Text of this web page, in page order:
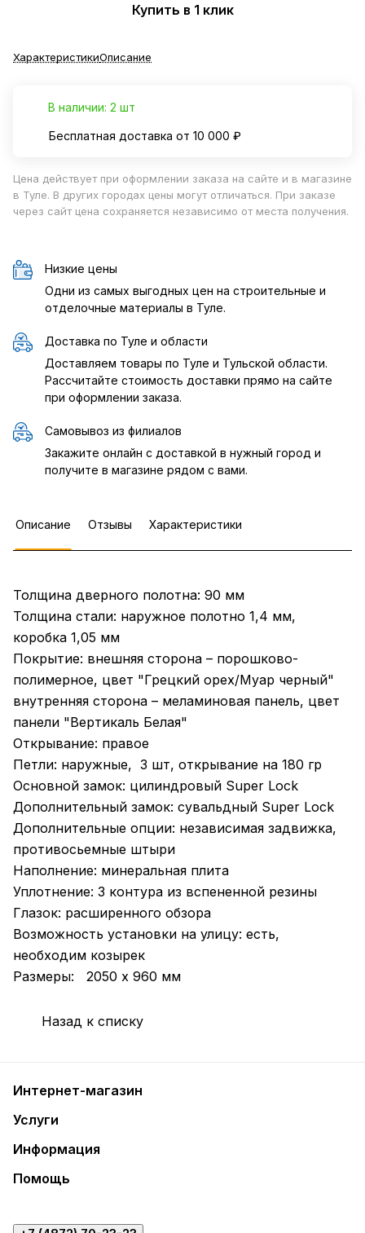
Купить в 1 клик
ХарактеристикиОписание
В наличии: 2 шт
Бесплатная доставка от 10 000 ₽
Цена действует при оформлении заказа на сайте и в магазине
в Туле. В других городах цены могут отличаться. При заказе
через сайт цена сохраняется независимо от места получения.
Низкие цены
Одни из самых выгодных цен на строительные и
отделочные материалы в Туле.
Доставка по Туле и области
Доставляем товары по Туле и Тульской области.
Рассчитайте стоимость доставки прямо на сайте
при оформлении заказа.
Самовывоз из филиалов
Закажите онлайн с доставкой в нужный город и
получите в магазине рядом с вами.
Описание Отзывы Характеристики
Толщина дверного полотна: 90 мм
Толщина стали: наружное полотно 1,4 мм,
коробка 1,05 мм
Покрытие: внешняя сторона – порошково-
полимерное, цвет "Грецкий орех/Муар черный"
внутренняя сторона – меламиновая панель, цвет
панели "Вертикаль Белая"
Открывание: правое
Петли: наружные, 3 шт, открывание на 180 гр
Основной замок: цилиндровый Super Lock
Дополнительный замок: сувальдный Super Lock
Дополнительные опции: независимая задвижка,
противосьемные штыри
Наполнение: минеральная плита
Уплотнение: 3 контура из вспененной резины
Глазок: расширенного обзора
Возможность установки на улицу: есть,
необходим козырек
Размеры: 2050 х 960 мм
Назад к списку
Интернет-магазин
Услуги
Информация
Помощь